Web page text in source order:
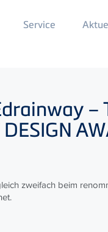
Service
drainway –
zweifach beim